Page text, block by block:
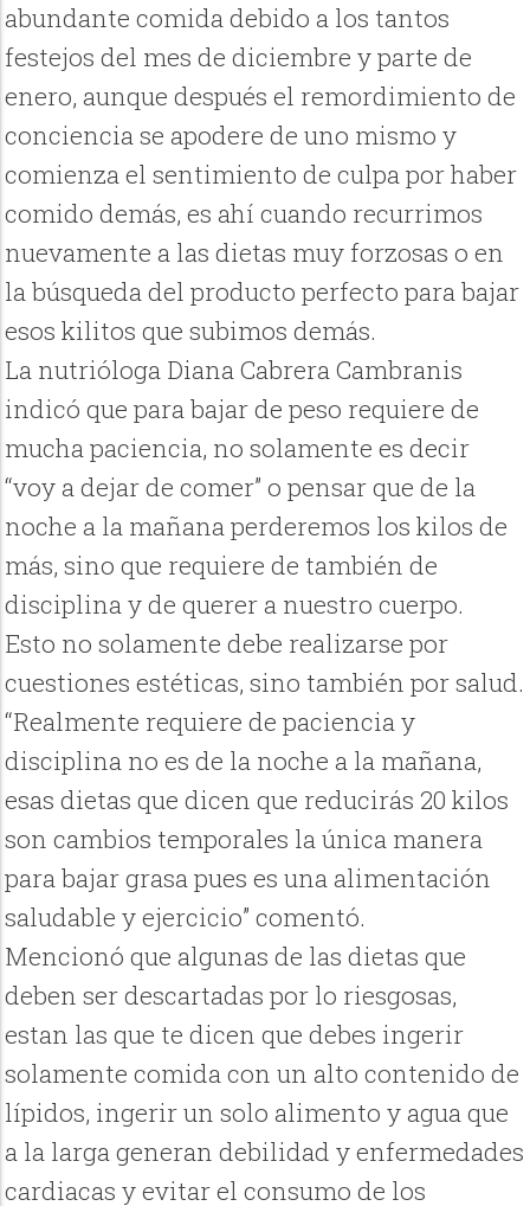
abundante comida debido a los tantos
festejos del mes de diciembre y parte de
enero, aunque después el remordimiento de
conciencia se apodere de uno mismo y
comienza el sentimiento de culpa por haber
comido demás, es ahí cuando recurrimos
nuevamente a las dietas muy forzosas o en
la búsqueda del producto perfecto para bajar
esos kilitos que subimos demás.
La nutrióloga Diana Cabrera Cambranis
indicó que para bajar de peso requiere de
mucha paciencia, no solamente es decir
“voy a dejar de comer” o pensar que de la
noche a la mañana perderemos los kilos de
más, sino que requiere de también de
disciplina y de querer a nuestro cuerpo.
Esto no solamente debe realizarse por
cuestiones estéticas, sino también por salud.
“Realmente requiere de paciencia y
disciplina no es de la noche a la mañana,
esas dietas que dicen que reducirás 20 kilos
son cambios temporales la única manera
para bajar grasa pues es una alimentación
saludable y ejercicio” comentó.
Mencionó que algunas de las dietas que
deben ser descartadas por lo riesgosas,
estan las que te dicen que debes ingerir
solamente comida con un alto contenido de
lípidos, ingerir un solo alimento y agua que
a la larga generan debilidad y enfermedades
cardiacas y evitar el consumo de los